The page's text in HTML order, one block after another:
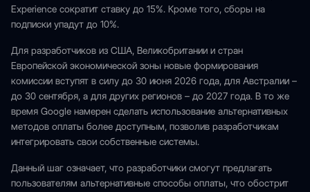
Experience сократит ставку до 15%. Кроме того, сборы на
подписки упадут до 10%.
Для разработчиков из США, Великобритании и стран
Европейской экономической зоны новые формирования
комиссии вступят в силу до 30 июня 2026 года, для Австралии –
до 30 сентября, а для других регионов – до 2027 года. В то же
время Google намерен сделать использование альтернативных
методов оплаты более доступным, позволив разработчикам
интегрировать свои собственные системы.
Данный шаг означает, что разработчики смогут предлагать
пользователям альтернативные способы оплаты, что обострит